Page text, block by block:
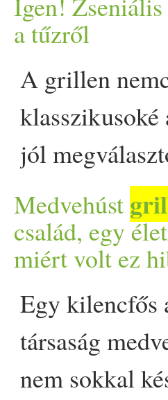
eseménye a
grillszezon
ellopják a
a tűzről
A grillen
klasszikusoké
jól
gyümölccsel új
emelheted a
Édes, sós és
találkoznak
Medvehúst
család, egy
miért volt ez
Egy kilencfős
társaság
nem sokkal